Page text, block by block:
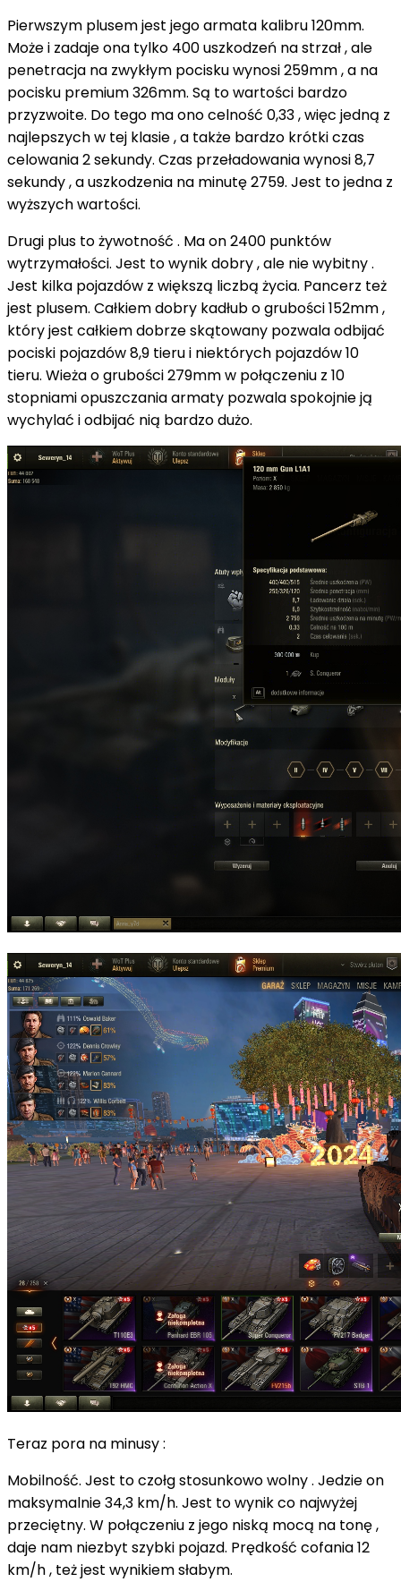
Pierwszym plusem jest jego armata kalibru 120mm.
Może i zadaje ona tylko 400 uszkodzeń na strzał , ale
penetracja na zwykłym pocisku wynosi 259mm , a na
pocisku premium 326mm. Są to wartości bardzo
przyzwoite. Do tego ma ono celność 0,33 , więc jedną z
najlepszych w tej klasie , a także bardzo krótki czas
celowania 2 sekundy. Czas przeładowania wynosi 8,7
sekundy , a uszkodzenia na minutę 2759. Jest to jedna z
wyższych wartości.
Drugi plus to żywotność . Ma on 2400 punktów
wytrzymałości. Jest to wynik dobry , ale nie wybitny .
Jest kilka pojazdów z większą liczbą życia. Pancerz też
jest plusem. Całkiem dobry kadłub o grubości 152mm ,
który jest całkiem dobrze skątowany pozwala odbijać
pociski pojazdów 8,9 tieru i niektórych pojazdów 10
tieru. Wieża o grubości 279mm w połączeniu z 10
stopniami opuszczania armaty pozwala spokojnie ją
wychylać i odbijać nią bardzo dużo.
Teraz pora na minusy :
Mobilność. Jest to czołg stosunkowo wolny . Jedzie on
maksymalnie 34,3 km/h. Jest to wynik co najwyżej
przeciętny. W połączeniu z jego niską mocą na tonę ,
daje nam niezbyt szybki pojazd. Prędkość cofania 12
km/h , też jest wynikiem słabym.